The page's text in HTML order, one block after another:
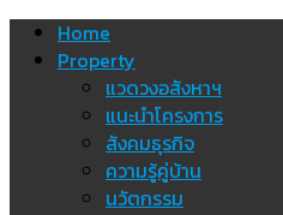
Skip Home
Property
แวดวงอสังหาฯ
แนะนำโครงการ
สังคมธุรกิจ
ความรู้คู่บ้าน
นวัตกรรม